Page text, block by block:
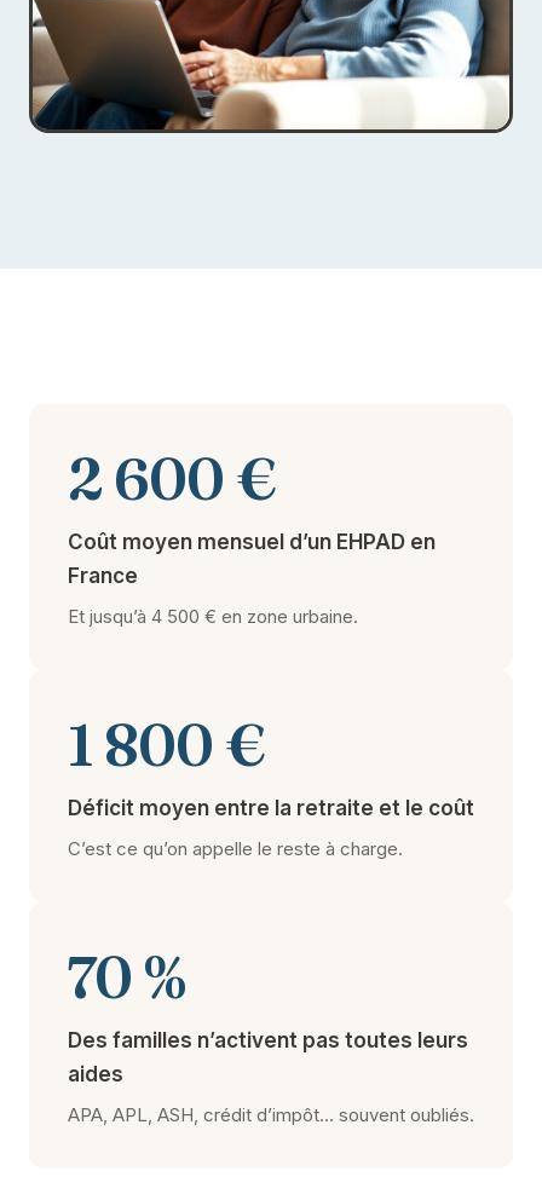
2 600 €
Coût moyen mensuel d’un EHPAD en
France
Et jusqu’à 4 500 € en zone urbaine.
1 800 €
Déficit moyen entre la retraite et le coût
C’est ce qu’on appelle le reste à charge.
70 %
Des familles n’activent pas toutes leurs
aides
APA, APL, ASH, crédit d’impôt… souvent oubliés.